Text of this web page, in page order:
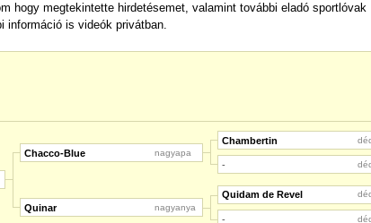
hogy megtekintette hirdetésemet, valamint további eladó sportlóvak
információ is videók privátban.
Chacco-Blue nagyapa
Quinar nagyanya
Chambertin
-
Quidam de Revel
-